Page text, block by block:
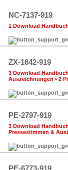
NC-7137-919
1 Download
ZX-1642-919
3 Download
Auszeichnungen • 2
PE-2797-919
3 Download
Pressestimmen &
PE-6773-919